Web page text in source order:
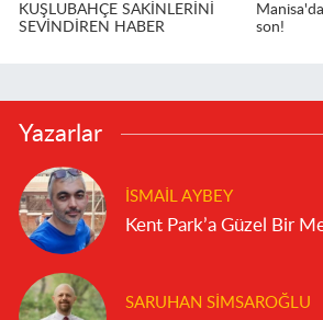
KUŞLUBAHÇE SAKİNLERİNİ
SEVİNDİREN HABER
son!
Yazarlar
İSMAIL AYBEY
Kent Park’a Güzel Bir
SARUHAN SIMSAROĞLU